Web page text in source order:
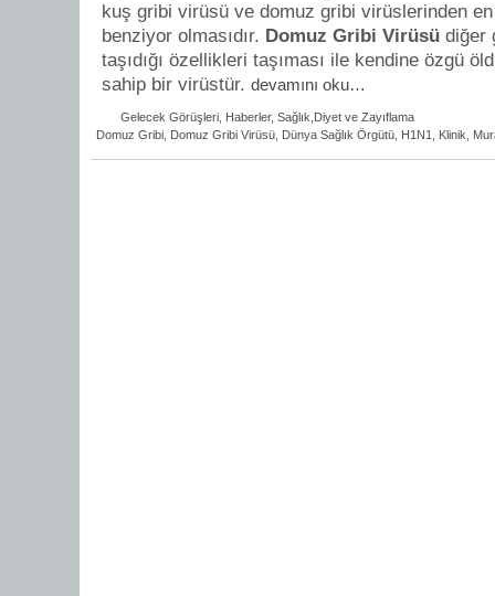
kuş gribi virüsü ve domuz gribi virüslerinden
benziyor olmasıdır. Domuz Gribi Virüsü diğer
taşıdığı özellikleri taşıması ile kendine özgü
sahip bir virüstür. devamını oku…
Gelecek Görüşleri Haberler, Sağlık,Diyet ve Zayıflama
Domuz Gribi Domuz Gribi Virüsü Dünya Sağlık Örgütü H1N1 Klinik